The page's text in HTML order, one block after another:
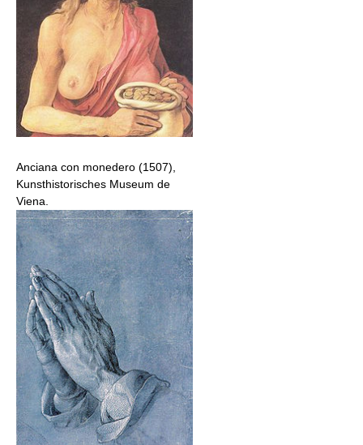
Anciana con monedero (1507),
Kunsthistorisches Museum de
Viena.